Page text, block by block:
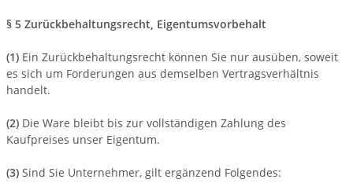
§ 5 Zurückbehaltungsrecht , Eigentumsvorbehalt
(1) Ein Zurückbehaltungsrecht können Sie nur ausüben, soweit
es sich um Forderungen aus demselben Vertragsverhältnis
handelt.
(2) Die Ware bleibt bis zur vollständigen Zahlung des
Kaufpreises unser Eigentum.
(3) Sind Sie Unternehmer, gilt ergänzend Folgendes: